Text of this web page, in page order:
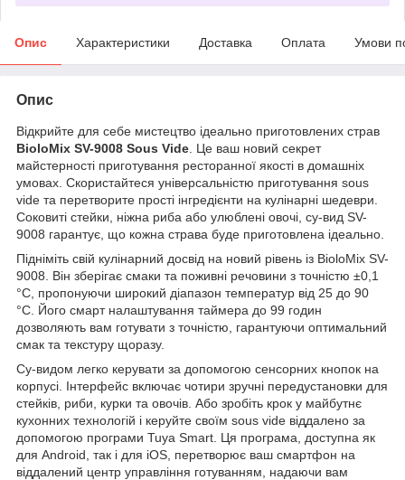
Опис Характеристики Доставка Оплата Умови
Опис
Відкрийте для себе мистецтво ідеально приготовлених страв
BioloMix SV-9008 Sous Vide . Це ваш новий секрет
майстерності приготування ресторанної якості в домашніх
умовах. Скористайтеся універсальністю приготування sous
vide та перетворите прості інгредієнти на кулінарні шедеври.
Соковиті стейки, ніжна риба або улюблені овочі, су-вид SV-
9008 гарантує, що кожна страва буде приготовлена ​​ідеально.
Підніміть свій кулінарний досвід на новий рівень із BioloMix SV-
9008. Він зберігає смаки та поживні речовини з точністю ±0,1
°C, пропонуючи широкий діапазон температур від 25 до 90
°C. Його смарт налаштування таймера до 99 годин
дозволяють вам готувати з точністю, гарантуючи оптимальний
смак та текстуру щоразу.
Су-видом легко керувати за допомогою сенсорних кнопок на
корпусі. Інтерфейс включає чотири зручні передустановки для
стейків, риби, курки та овочів. Або зробіть крок у майбутнє
кухонних технологій і керуйте своїм sous vide віддалено за
допомогою програми Tuya Smart. Ця програма, доступна як
для Android, так і для iOS, перетворює ваш смартфон на
віддалений центр управління готуванням, надаючи вам